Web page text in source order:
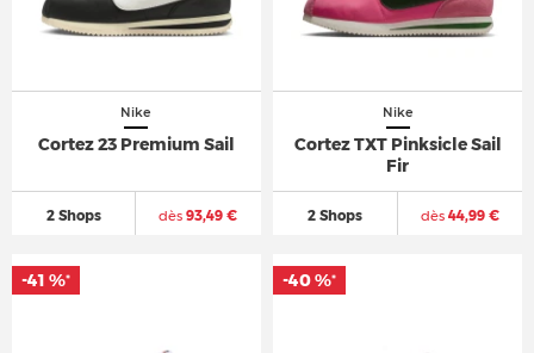
Nike
Cortez 23 Premium Sail
2 Shops dès 93,49 €
Nike
Cortez TXT Pinksicle Sail
Fir
2 Shops dès44,99 €
-41 %*
-41 %* -40 %*
-40 %*